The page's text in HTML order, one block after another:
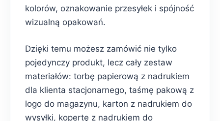
kolorów, oznakowanie przesyłek i spójność
wizualną opakowań.
Dzięki temu możesz zamówić nie tylko
pojedynczy produkt, lecz cały zestaw
materiałów: torbę papierową z nadrukiem
dla klienta stacjonarnego, taśmę pakową z
logo do magazynu, karton z nadrukiem do
wysyłki, kopertę z nadrukiem do